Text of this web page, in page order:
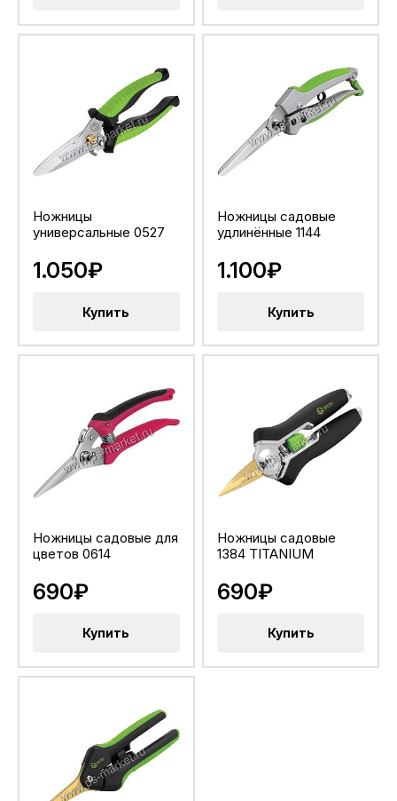
Ножницы
универсальные 0527
1.050₽
Купить
Ножницы садовые
удлинённые 1144
1.100₽
Купить
Ножницы садовые для
цветов 0614
690₽
Купить
Ножницы садовые
1384 TITANIUM
690₽
Купить